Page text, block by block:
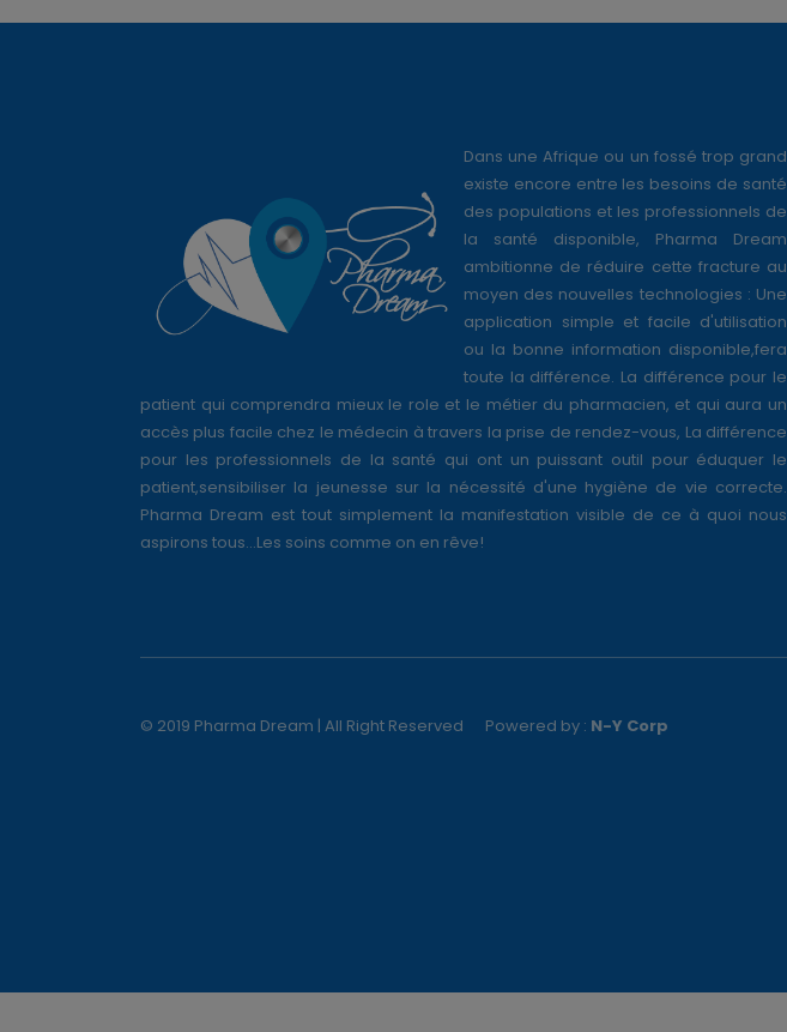
Dans une Afrique ou un fossé trop grand
existe encore entre les besoins de santé
des populations et les professionnels de
la santé disponible, Pharma Dream
ambitionne de réduire cette fracture au
moyen des nouvelles technologies : Une
application simple et facile d'utilisation
ou la bonne information disponible,fera
toute la différence. La différence pour le
patient qui comprendra mieux le role et le métier du pharmacien, et qui aura un
accès plus facile chez le médecin à travers la prise de rendez-vous, La différence
pour les professionnels de la santé qui ont un puissant outil pour éduquer le
patient,sensibiliser la jeunesse sur la nécessité d'une hygiène de vie correcte.
Pharma Dream est tout simplement la manifestation visible de ce à quoi nous
aspirons tous...Les soins comme on en rêve!
© 2019 Pharma Dream | All Right Reserved Powered by : N-Y Corp